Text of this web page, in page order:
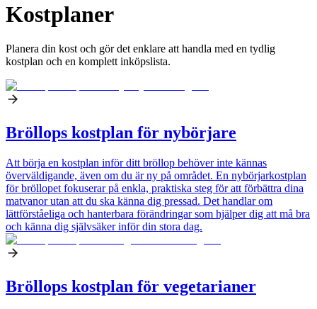
Kostplaner
Planera din kost och gör det enklare att handla med en tydlig
kostplan och en komplett inköpslista.
Bröllops kostplan för nybörjare
Att börja en kostplan inför ditt bröllop behöver inte kännas
överväldigande, även om du är ny på området. En nybörjarkostplan
för bröllopet fokuserar på enkla, praktiska steg för att förbättra dina
matvanor utan att du ska känna dig pressad. Det handlar om
lättförståeliga och hanterbara förändringar som hjälper dig att må bra
och känna dig självsäker inför din stora dag.
Bröllops kostplan för vegetarianer